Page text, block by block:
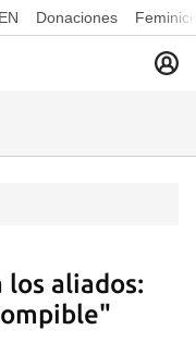
Donaciones
los aliados: